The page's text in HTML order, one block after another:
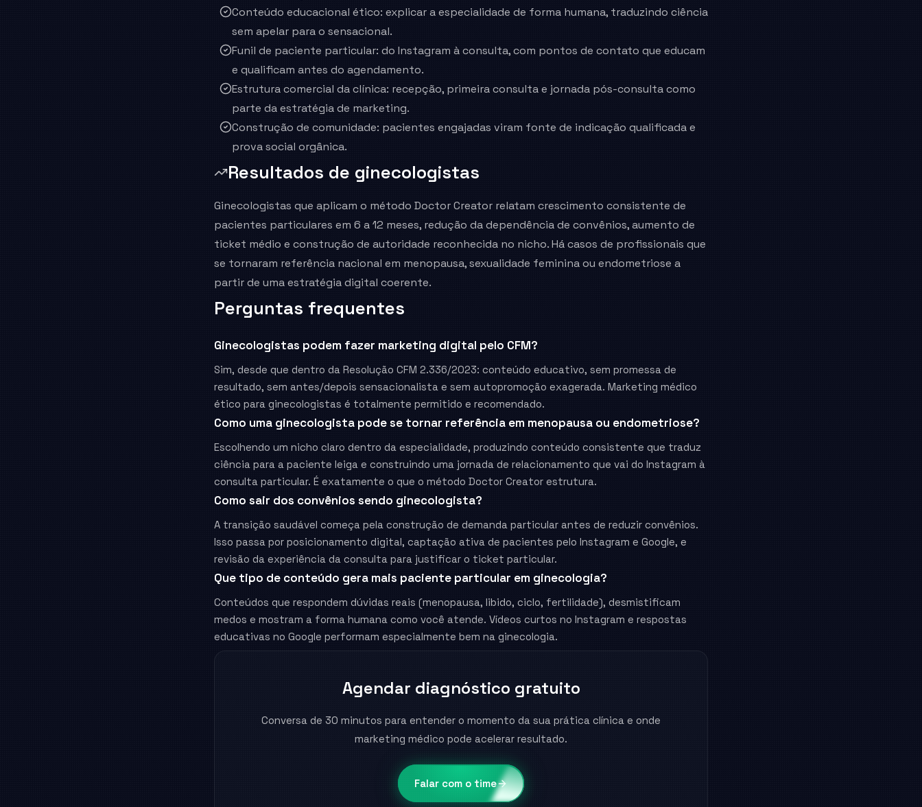
Conteúdo educacional ético: explicar a especialidade de forma humana, traduzindo ciência
sem apelar para o sensacional.
Funil de paciente particular: do Instagram à consulta, com pontos de contato que educam
e qualificam antes do agendamento.
Estrutura comercial da clínica: recepção, primeira consulta e jornada pós-consulta como
parte da estratégia de marketing.
Construção de comunidade: pacientes engajadas viram fonte de indicação qualificada e
prova social orgânica.
Resultados de ginecologistas
Ginecologistas que aplicam o método Doctor Creator relatam crescimento consistente de
pacientes particulares em 6 a 12 meses, redução da dependência de convênios, aumento de
ticket médio e construção de autoridade reconhecida no nicho. Há casos de profissionais que
se tornaram referência nacional em menopausa, sexualidade feminina ou endometriose a
partir de uma estratégia digital coerente.
Perguntas frequentes
Ginecologistas podem fazer marketing digital pelo CFM?
Sim, desde que dentro da Resolução CFM 2.336/2023: conteúdo educativo, sem promessa de
resultado, sem antes/depois sensacionalista e sem autopromoção exagerada. Marketing médico
ético para ginecologistas é totalmente permitido e recomendado.
Como uma ginecologista pode se tornar referência em menopausa ou endometriose?
Escolhendo um nicho claro dentro da especialidade, produzindo conteúdo consistente que traduz
ciência para a paciente leiga e construindo uma jornada de relacionamento que vai do Instagram à
consulta particular. É exatamente o que o método Doctor Creator estrutura.
Como sair dos convênios sendo ginecologista?
A transição saudável começa pela construção de demanda particular antes de reduzir convênios.
Isso passa por posicionamento digital, captação ativa de pacientes pelo Instagram e Google, e
revisão da experiência da consulta para justificar o ticket particular.
Que tipo de conteúdo gera mais paciente particular em ginecologia?
Conteúdos que respondem dúvidas reais (menopausa, libido, ciclo, fertilidade), desmistificam
medos e mostram a forma humana como você atende. Vídeos curtos no Instagram e respostas
educativas no Google performam especialmente bem na ginecologia.
Agendar diagnóstico gratuito
Conversa de 30 minutos para entender o momento da sua prática clínica e onde
marketing médico pode acelerar resultado.
Falar com o time